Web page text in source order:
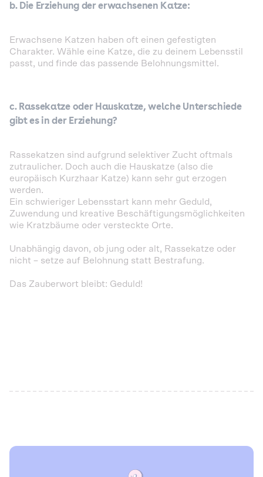
b. Die Erziehung der erwachsenen Katze:
Erwachsene Katzen haben oft einen gefestigten
Charakter. Wähle eine Katze, die zu deinem Lebensstil
passt, und finde das passende Belohnungsmittel.
c. Rassekatze oder Hauskatze, welche Unterschiede
gibt es in der Erziehung?
Rassekatzen sind aufgrund selektiver Zucht oftmals
zutraulicher. Doch auch die Hauskatze (also die
europäisch Kurzhaar Katze) kann sehr gut erzogen
werden.
Ein schwieriger Lebensstart kann mehr Geduld,
Zuwendung und kreative Beschäftigungsmöglichkeiten
wie Kratzbäume oder versteckte Orte.
Unabhängig davon, ob jung oder alt, Rassekatze oder
nicht – setze auf Belohnung statt Bestrafung.
Das Zauberwort bleibt: Geduld!